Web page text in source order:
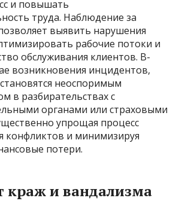
и повышать
труда. Наблюдение за
выявить нарушения
рабочие потоки и
обслуживания клиентов. В-
возникновения инцидентов,
неоспоримым
в разбирательствах с
органами или страховыми
упрощая процесс
конфликтов и минимизируя
потери.
краж и вандализма